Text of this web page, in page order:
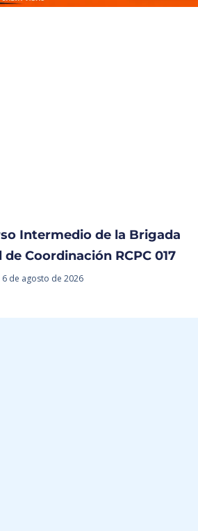
Intermedio de la Brigada
Coordinación RCPC 017
6 de agosto de 2026